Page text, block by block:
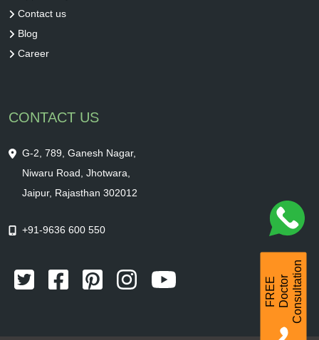
Contact us
Blog
Career
CONTACT US
G-2, 789, Ganesh Nagar,
Niwaru Road, Jhotwara,
Jaipur, Rajasthan 302012
+91-9636 600 550
F
R
E
E
D
o
c
t
orConsultation